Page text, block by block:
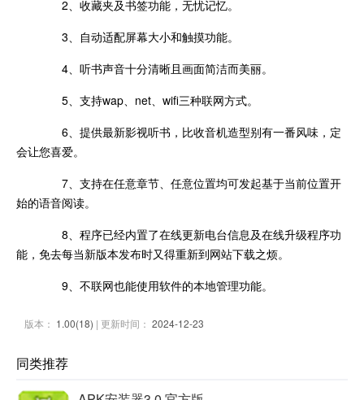
2、收藏夹及书签功能，无忧记忆。
3、自动适配屏幕大小和触摸功能。
4、听书声音十分清晰且画面简洁而美丽。
5、支持wap、net、wifi三种联网方式。
6、提供最新影视听书，比收音机造型别有一番风味，定
会让您喜爱。
7、支持在任意章节、任意位置均可发起基于当前位置开
始的语音阅读。
8、程序已经内置了在线更新电台信息及在线升级程序功
能，免去每当新版本发布时又得重新到网站下载之烦。
9、不联网也能使用软件的本地管理功能。
版本： 1.00(18) | 更新时间： 2024-12-23
同类推荐